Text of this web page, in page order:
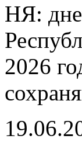
НЯ:
2026